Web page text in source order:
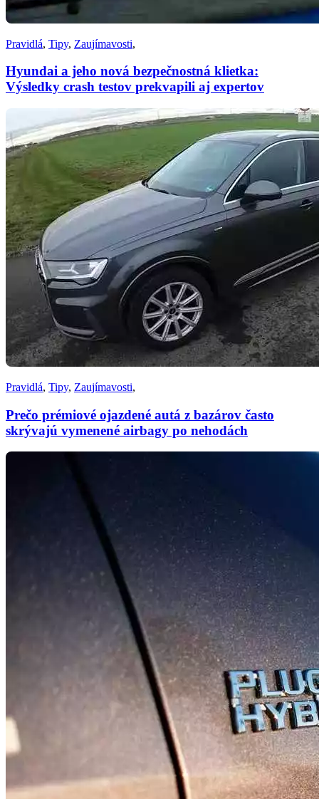
Pravidlá, Tipy, Zaujímavosti,
Hyundai a jeho nová bezpečnostná klietka:
Výsledky crash testov prekvapili aj expertov
Pravidlá, Tipy, Zaujímavosti,
Prečo prémiové ojazdené autá z bazárov často
skrývajú vymenené airbagy po nehodách